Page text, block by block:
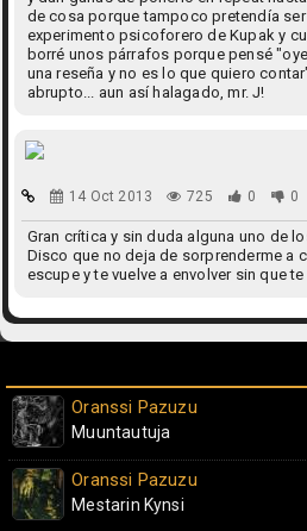
de cosa porque tampoco pretendía ser
experimento psicoforero de Kupak y
borré unos párrafos porque pensé
una reseña y no es lo que quiero
abrupto... aun así halagado, mr. J!
14 Oct 2013 725 0 0
Gran crítica y sin duda alguna uno de
Disco que no deja de sorprenderme a
escupe y te vuelve a envolver sin que
Oranssi Pazuzu
Muuntautuja
Oranssi Pazuzu
Mestarin Kynsi